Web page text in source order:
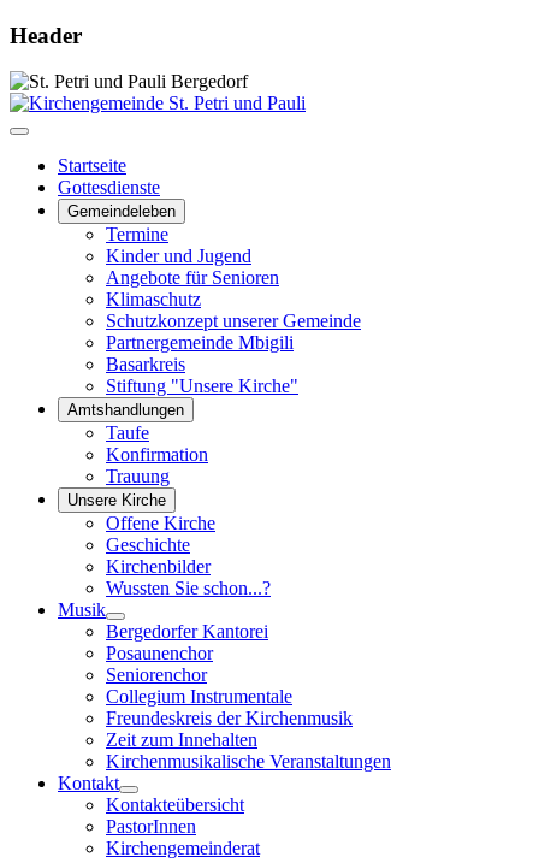
Header
Startseite
Gottesdienste
Gemeindeleben
Termine
Kinder und Jugend
Angebote für Senioren
Klimaschutz
Schutzkonzept unserer Gemeinde
Partnergemeinde Mbigili
Basarkreis
Stiftung "Unsere Kirche"
Amtshandlungen
Taufe
Konfirmation
Trauung
Unsere Kirche
Offene Kirche
Geschichte
Kirchenbilder
Wussten Sie schon...?
Musik
Bergedorfer Kantorei
Posaunenchor
Seniorenchor
Collegium Instrumentale
Freundeskreis der Kirchenmusik
Zeit zum Innehalten
Kirchenmusikalische Veranstaltungen
Kontakt
Kontakteübersicht
PastorInnen
Kirchengemeinderat